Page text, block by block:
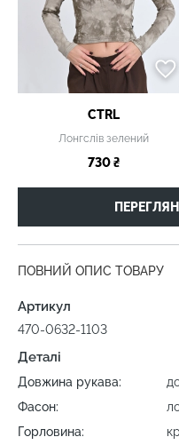
CTRL
Лонгслів зелений
730 ₴
ПОВНИЙ ОПИС ТОВАРУ
Артикул
470-0632-1103
Деталі
Довжина рукава:
Фасон:
Горловина: